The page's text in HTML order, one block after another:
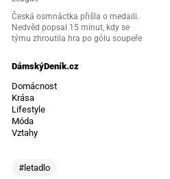
Česká osmnáctka přišla o medaili.
Nedvěd popsal 15 minut, kdy se
týmu zhroutila hra po gólu soupeře
DámskýDeník.cz
Domácnost
Krása
Lifestyle
Móda
Vztahy
#letadlo